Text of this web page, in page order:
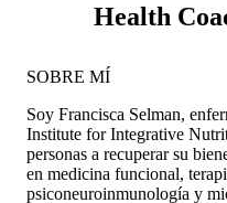
Health
SOBRE MÍ
Soy Francisca Selman,
Institute for Integrative
personas a recuperar su
en medicina funcional,
psiconeuroinmunología y